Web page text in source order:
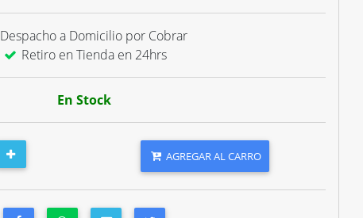
Despacho a Domicilio por Cobrar
Retiro en Tienda en 24hrs
En Stock
AGREGAR AL CARRO